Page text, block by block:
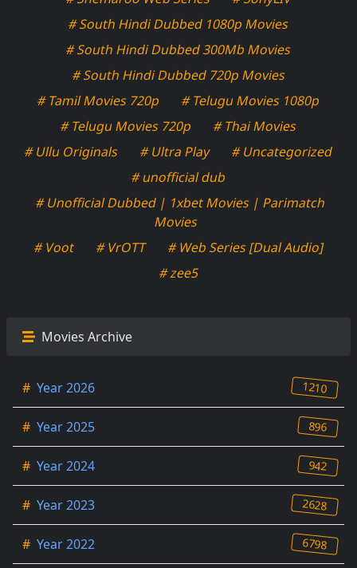
# South Hindi Dubbed 1080p Movies
# South Hindi Dubbed 300Mb Movies
# South Hindi Dubbed 720p Movies
# Tamil Movies 720p
# Telugu Movies 1080p
# Telugu Movies 720p
# Thai Movies
# Ullu Originals
# Ultra Play
# Uncategorized
# unofficial dub
# Unofficial Dubbed | 1xbet Movies | Parimatch
Movies
# Voot
# VrOTT
# Web Series [Dual Audio]
# zee5
Movies Archive
# Year 2026 1210
# Year 2025 896
# Year 2024 942
# Year 2023 2628
# Year 2022 6798